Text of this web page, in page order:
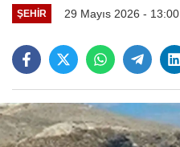
ŞEHIR 29 Mayıs 2026 - 13:00